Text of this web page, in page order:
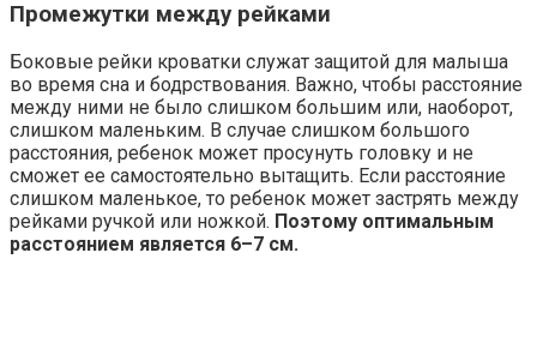
Промежутки между рейками
Боковые рейки кроватки служат защитой для малыша
во время сна и бодрствования. Важно, чтобы расстояние
между ними не было слишком большим или, наоборот,
слишком маленьким. В случае слишком большого
расстояния, ребенок может просунуть головку и не
сможет ее самостоятельно вытащить. Если расстояние
слишком маленькое, то ребенок может застрять между
рейками ручкой или ножкой. Поэтому оптимальным
расстоянием является 6–7 см.